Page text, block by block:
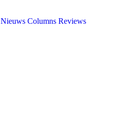
Nieuws Columns Reviews